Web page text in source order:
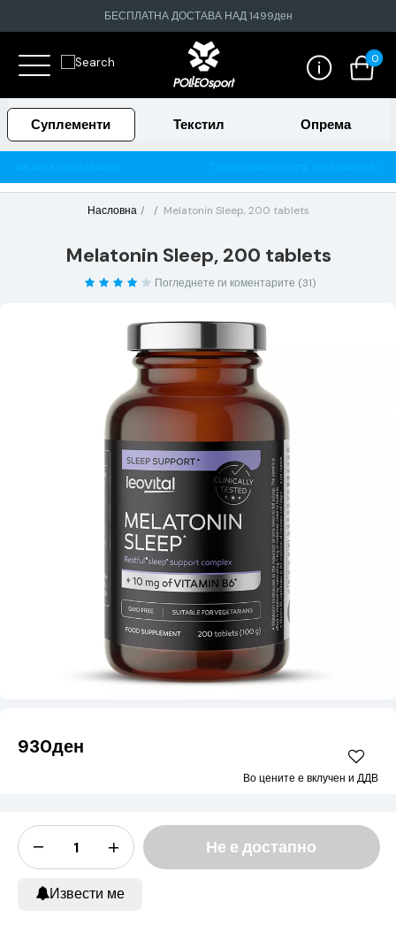
БЕСПЛАТНА ДОСТАВА НАД 1499ден
0
Суплементи Текстил Опрема
Насловна Melatonin Sleep, 200 tablets
Melatonin Sleep, 200 tablets
Погледнете ги коментарите (31)
930ден
Во цените е вклучен и ДДВ
Не е достапно
Извести ме